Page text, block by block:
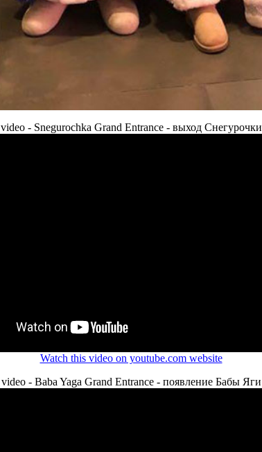
video - Snegurochka Grand Entrance - выход Снегурочки
Watch this video on youtube.com website
video - Baba Yaga Grand Entrance - появление Бабы Яги